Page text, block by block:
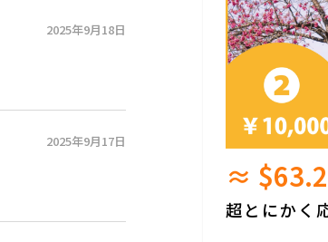
2025年9月18日
2025年9月17日
≈
超とにかく